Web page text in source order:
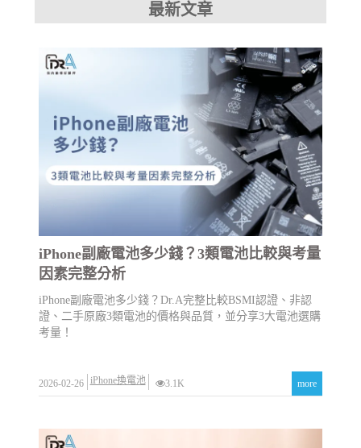
最新文章
iPhone副廠電池多少錢？3類電池比較與考量
因素完整分析
iPhone副廠電池多少錢？Dr.A完整比較BSMI認證、非認
證、二手原廠3類電池的價格與品質，並分享3大電池選購
考量！
2026-02-26 iPhone換電池 3.1K more